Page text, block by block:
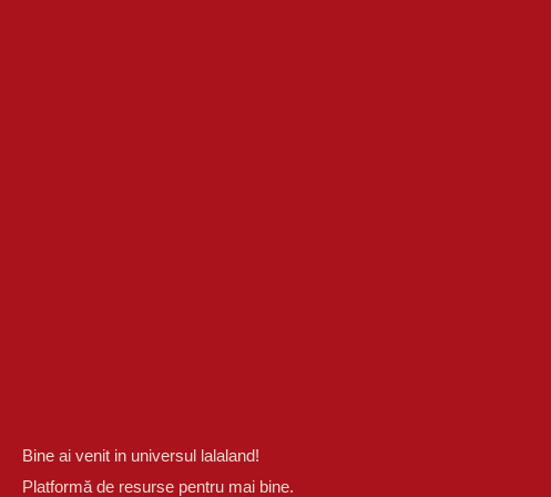
Bine ai venit in universul lalaland!
Platformă de resurse pentru mai bine.